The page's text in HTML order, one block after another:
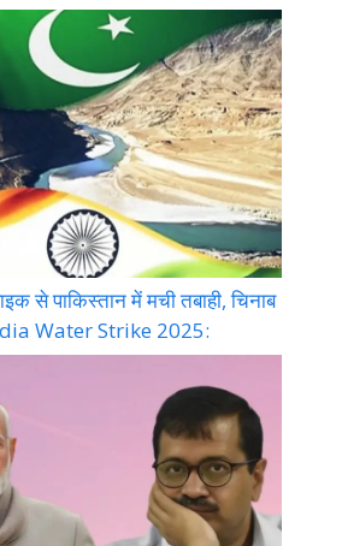
से पाकिस्तान में मची तबाही, चिनाब
Water Strike 2025: